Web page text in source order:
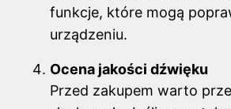
funkcje, które mogą
urządzeniu.
Ocena jakości dźwięku
Przed zakupem warto